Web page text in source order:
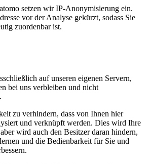
setzen wir IP-Anonymisierung ein.
vor der Analyse gekürzt, sodass Sie
zuordenbar ist.
auf unseren eigenen Servern,
bei uns verbleiben und nicht
zu verhindern, dass von Ihnen hier
und verknüpft werden. Dies wird Ihre
wird auch den Besitzer daran hindern,
und die Bedienbarkeit für Sie und